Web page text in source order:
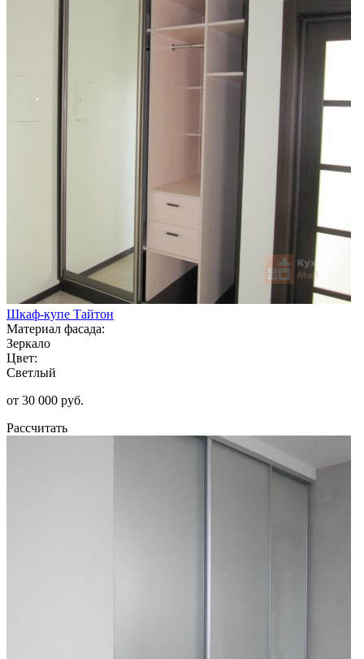
Шкаф-купе Тайтон
Материал фасада:
Зеркало
Цвет:
Светлый
от 30 000 руб.
Рассчитать